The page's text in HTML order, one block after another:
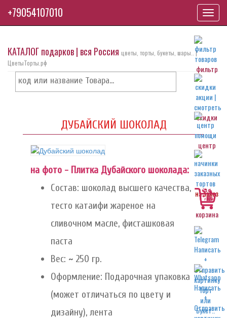
фильтр
скидки
центр
на заказ
корзина
КАТАЛОГ подарков | вся Россия цветы, торты, букеты, шары.. |
ЦветыТорты.рф
ДУБАЙСКИЙ ШОКОЛАД
на фото - Плитка Дубайского шоколада:
Состав: шоколад высшего качества,
тесто катаифи жареное на
сливочном масле, фисташковая
паста
Вес: ~ 250 гр.
Оформление: Подарочная упаковка
(может отличаться по цвету и
дизайну), лента
+79054107010